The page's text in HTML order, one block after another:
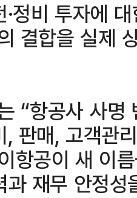
정비 투자에
결합을 실제
“항공사 사
, 판매, 고객관
항공이 새 이
과 재무 안정